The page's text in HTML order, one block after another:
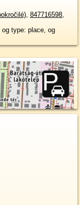
, 847716598,
og type: place, og